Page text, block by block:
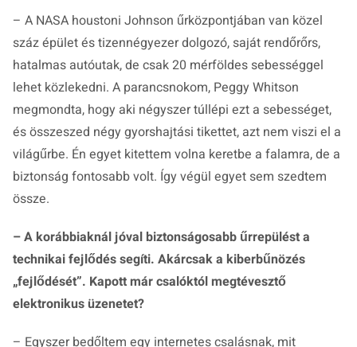
– A NASA houstoni Johnson űrközpontjában van közel
száz épület és tizennégyezer dolgozó, saját rendőrőrs,
hatalmas autóutak, de csak 20 mérföldes sebességgel
lehet közlekedni. A parancsnokom, Peggy Whitson
megmondta, hogy aki négyszer túllépi ezt a sebességet,
és összeszed négy gyorshajtási tikettet, azt nem viszi el a
világűrbe. Én egyet kitettem volna keretbe a falamra, de a
biztonság fontosabb volt. Így végül egyet sem szedtem
össze.
– A korábbiaknál jóval biztonságosabb űrrepülést a
technikai fejlődés segíti. Akárcsak a kiberbűnözés
„fejlődését”. Kapott már csalóktól megtévesztő
elektronikus üzenetet?
– Egyszer bedőltem egy internetes csalásnak, mit